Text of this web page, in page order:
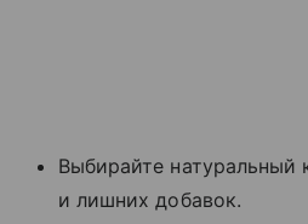
Выбирайте натуральный
и лишних добавок.